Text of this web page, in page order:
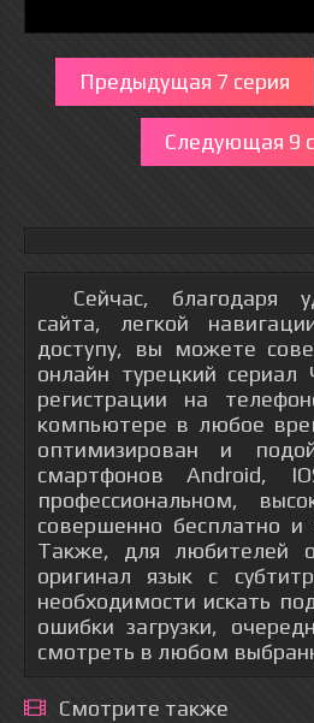
Предыдущая 7 серия
Следующая 9
Сейчас, благодаря
сайта, легкой
доступу, вы можете
онлайн турецкий сериал
регистрации на
компьютере в любое
оптимизирован и
смартфонов Android,
профессиональном,
совершенно бесплатно и
Также, для любителей
оригинал язык с
необходимости искать
ошибки загрузки,
смотреть в любом
Смотрите также